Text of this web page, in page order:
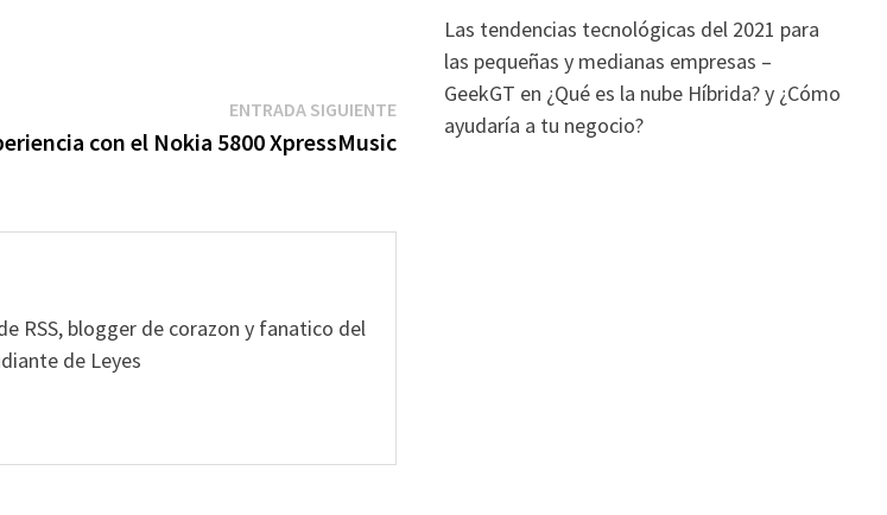
ENTRADA SIGUIENTEEntrada
siguiente:
con el Nokia 5800 XpressMusic
RSS, blogger de corazon y fanatico del
de Leyes
Las tendencias tecnológicas del 2021 para
las pequeñas y medianas empresas –
GeekGT en ¿Qué es la nube Híbrida? y ¿Cómo
ayudaría a tu negocio?